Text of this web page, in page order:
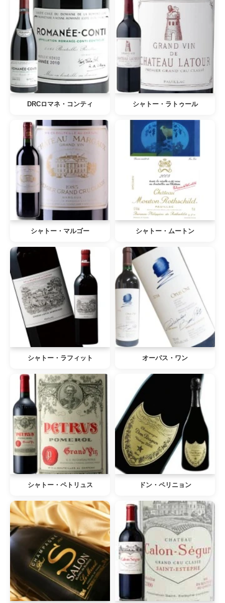
DRCロマネ・コンティ シャトー・ラトゥール
シャトー・マルゴー シャトー・ムートン
シャトー・ラフィット オーパス・ワン
シャトー・ペトリュス ドン・ペリニョン